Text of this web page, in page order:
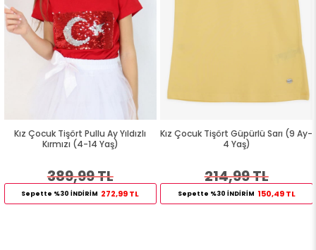
Kız Çocuk Tişört Pullu Ay Yıldızlı
Kırmızı (4-14 Yaş)
389,99 TL
Sepette %30 İNDİRİM 272,99 TL
Kız Çocuk Tişört Güpürlü Sarı (9 Ay-
4 Yaş)
214,99 TL
Sepette %30 İNDİRİM 150,49 TL